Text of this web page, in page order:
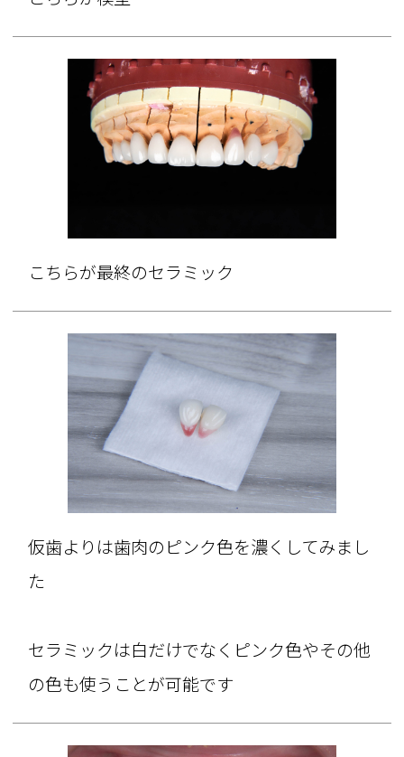
こちらが最終のセラミック
仮歯よりは歯肉のピンク色を濃くしてみまし
た
セラミックは白だけでなくピンク色やその他
の色も使うことが可能です